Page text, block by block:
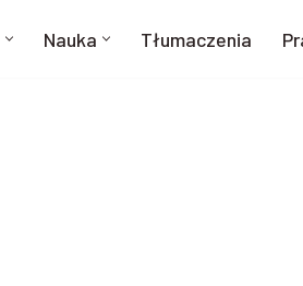
Nauka Tłumaczenia